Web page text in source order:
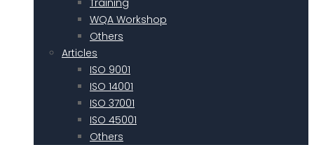
Training
WQA Workshop
Others
Articles
ISO 9001
ISO 14001
ISO 37001
ISO 45001
Others